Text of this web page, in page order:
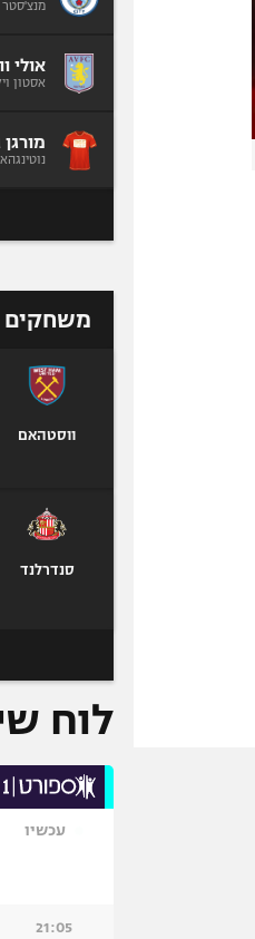
מנצ'סטר
אולי
אסטון
מורגן
משחקים
ווסטהאם
סנדרלנד
לוח
עכשיו
21:05